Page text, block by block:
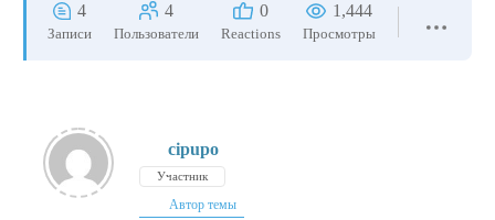
4
Записи
4
Пользователи
0
Reactions
1,444
Просмотры
cipupo
Участник
Автор темы